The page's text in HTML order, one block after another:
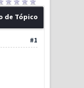
de Tópico
#1